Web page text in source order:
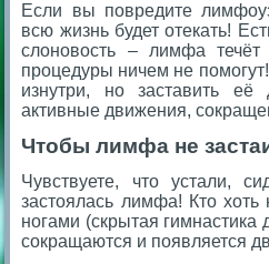
Если вы повредите
всю жизнь будет отекать!
слоновость – лимфа
процедуры ничем не
изнутри, но заставить её
активные движения,
Чтобы лимфа не
Чувствуете, что устали,
застоялась лимфа! Кто хоть
ногами (скрытая
сокращаются и появляется